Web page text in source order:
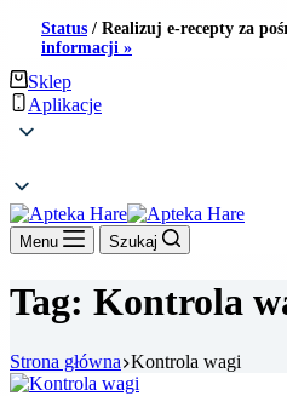
Status / Realizuj e-recepty za
informacji »
Sklep
Aplikacje
Menu Szukaj
Tag: Kontrola
Strona główna Kontrola wagi